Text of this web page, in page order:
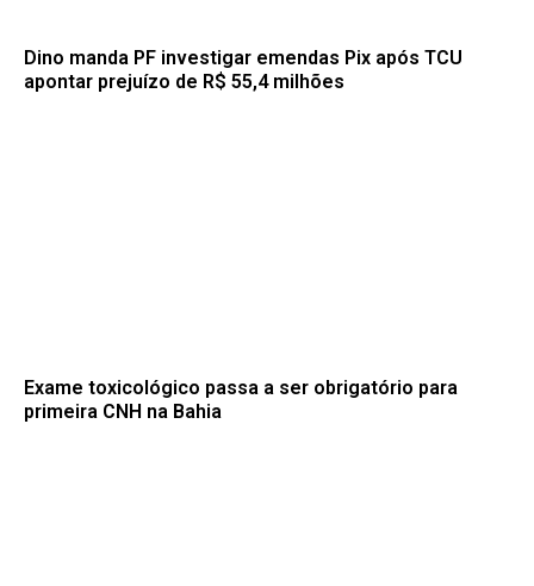
Dino manda PF investigar emendas Pix após TCU
apontar prejuízo de R$ 55,4 milhões
Exame toxicológico passa a ser obrigatório para
primeira CNH na Bahia